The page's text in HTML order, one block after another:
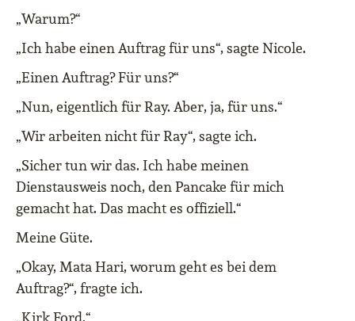
„Warum?“
„Ich habe einen Auftrag für uns“, sagte Nicole.
„Einen Auftrag? Für uns?“
„Nun, eigentlich für Ray. Aber, ja, für uns.“
„Wir arbeiten nicht für Ray“, sagte ich.
„Sicher tun wir das. Ich habe meinen
Dienstausweis noch, den Pancake für mich
gemacht hat. Das macht es offiziell.“
Meine Güte.
„Okay, Mata Hari, worum geht es bei dem
Auftrag?“, fragte ich.